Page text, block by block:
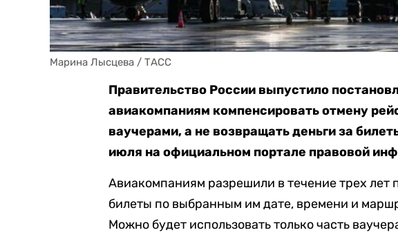
Марина Лысцева / ТАСС
Правительство России выпустило
авиакомпаниям компенсировать отмену
ваучерами, а не возвращать деньги за
июля на официальном портале правовой
Авиакомпаниям разрешили в течение трех лет
билеты по выбранным им дате, времени и
Можно будет использовать только часть